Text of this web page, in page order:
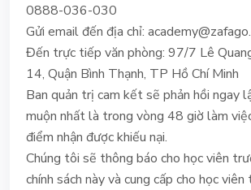
0888-036-030
Gửi email đến địa chỉ:
Đến trực tiếp văn phòng: 97/7 Lê
14, Quận Bình Thạnh, TP Hồ Chí Minh
Ban quản trị cam kết sẽ phản hồi ngay
muộn nhất là trong vòng 48 giờ làm
điểm nhận được khiếu nại.
Chúng tôi sẽ thông báo cho học viên
chính sách này và cung cấp cho học